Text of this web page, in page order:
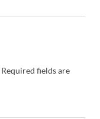
Required fields are